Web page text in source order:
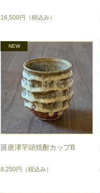
16,500円 （税込み）
斑唐津芋頭焼酎カップB
8,250円 （税込み）